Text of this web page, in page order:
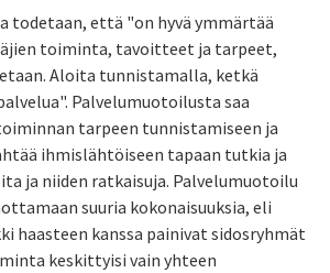
todetaan, että "on hyvä ymmärtää
toiminta, tavoitteet ja tarpeet,
Aloita tunnistamalla, ketkä
Palvelumuotoilusta saa
tarpeen tunnistamiseen ja
ihmislähtöiseen tapaan tutkia ja
ja niiden ratkaisuja. Palvelumuotoilu
suuria kokonaisuuksia, eli
haasteen kanssa painivat sidosryhmät
keskittyisi vain yhteen